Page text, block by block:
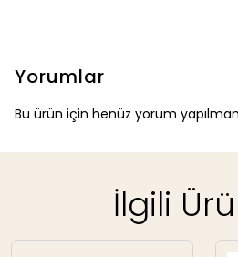
Yorumlar
Bu ürün için henüz yorum
İlgili